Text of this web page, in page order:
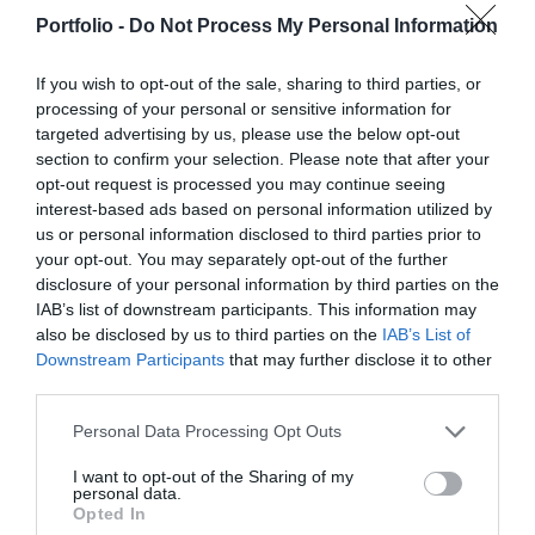
Portfolio - Do Not Process My Personal Information
If you wish to opt-out of the sale, sharing to third parties, or
processing of your personal or sensitive information for
targeted advertising by us, please use the below opt-out
section to confirm your selection. Please note that after your
opt-out request is processed you may continue seeing
interest-based ads based on personal information utilized by
us or personal information disclosed to third parties prior to
your opt-out. You may separately opt-out of the further
disclosure of your personal information by third parties on the
IAB’s list of downstream participants. This information may
also be disclosed by us to third parties on the IAB’s List of
Downstream Participants that may further disclose it to other
Personal Data Processing Opt Outs
I want to opt-out of the Sharing of my
personal data.
Opted In
kereskedők – számára egyaránt hasznos tájékoztatásul
körű bemutatkozási és piacépítési lehetőséget biztosít az
agráriumot kiszolgáló vállalkozások – inputgyártók,
integrátorok, gépforgalmazók, finanszírozási és egyéb
szolgáltatók – számára. A konferencia a tartalmas
programkínálaton túl alkalmat teremt a szakmai
kapcsolatépítésre, a networkingre és az üzleti
tárgyalásokra, a színvonalas szakmai előadások és
kerekasztal-beszélgetések mellett pedig szórakoztató
műsorral járul hozzá a résztvevők feltöltődéséhez és
kikapcsolódásához. A Portfolio Csoport az Agrárszektor
Konferencián adja át tizenegy kategóriában azokat az
évente odaítélhető díjakat, amelyek az agrárium
eredményeinek elismeréséül szolgálnak. A díjakat az
agrárium legmeghatározóbb személyeségeiből áll szakmai
Elképesztő ütemben digitalizálódik az életünk és ezzel
megszűnnek, a fiókokba, személyes ügyintézésre csak a
legkomplexebb ügyekben járunk, digitális csatornákon 0-24
órában kommunikálunk, ügyeket intézünk. Ám most a
digitális világot, a belső működést és az ügyfél front-
endeket is feje tetejére állítja az AI-forradalom, és az
agentic AI trend. Az önállóan cselekedni képes AI-
ügynökök, illetve az egyes üzleti, compliance és
adminisztratív folyamatokat támogató AI-eszközök és
vállalti megoldások korábban elképzelhetetlen sebességet
és rendkívüli hatékonyságbeli fejlődési lehetőséget adnak a
cégeknek. MIt kezdünk a megnyert munkaórákkal és a
megspórolt munkaerővel? A core bizniszt is felforgatja a
mesterséges intelligencia? Mire jó a vibe coding?
többek között ezekre a kérdésekre is válaszokat keresünk
és adunk!
RÉSZLETEK & JEGYEK
DEEP TECH 2026
2026. november 18. Radisson Blu Béke Hotel
A következő évtizedek technológiai versenye nem azon dől
azon, ki képes létrehozni, legyártani és birtokolni azokat a
technológiákat, amelyek nélkül mások sem tudnak majd